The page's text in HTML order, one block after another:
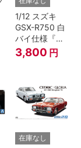
1/12 スズキ
GSX-R750 白
バイ仕様『逮
捕しちゃう
ぞ』
3,800 円
在庫なし